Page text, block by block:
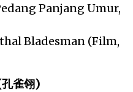
Panjang Umur,
Bladesman (Film,
雀翎)